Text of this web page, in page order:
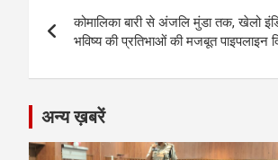
o
o
k
g
er
A
p
p
a
m
navigation
कोमालिका बारी से अंजलि मुंडा तक, खेलो
भविष्य की प्रतिभाओं की मजबूत पाइपलाइन
अन्य ख़बरें